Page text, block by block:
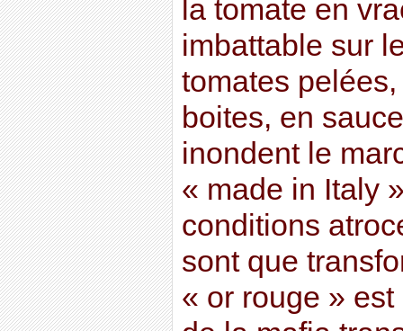
la tomate en
imbattable sur
tomates
boites, en
inondent le
« made in Italy
conditions
sont que
« or rouge »